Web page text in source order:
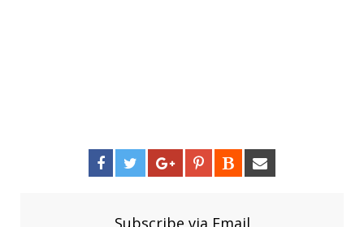
Subscribe via Email